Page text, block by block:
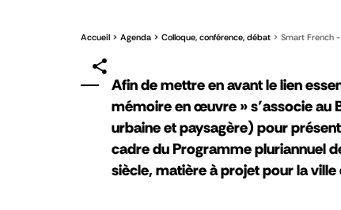
Accueil Agenda Colloque, conférence, débat Smart French
Afin de mettre en avant le lien
mémoire en œuvre » s’associe au
urbaine et paysagère) pour
cadre du Programme pluriannuel
siècle, matière à projet pour la